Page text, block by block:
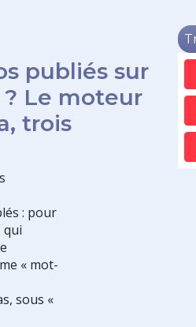
publiés sur
Le moteur
trois
: pour
qui
« mot-
sous «